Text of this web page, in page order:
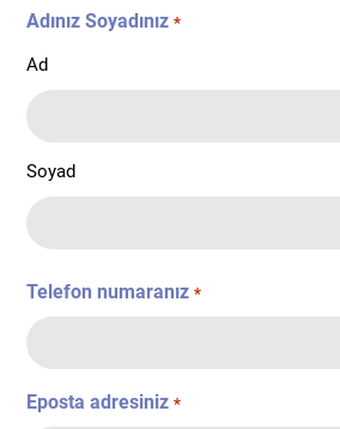
Adınız Soyadınız *
Ad
Soyad
Telefon numaranız *
Eposta adresiniz *